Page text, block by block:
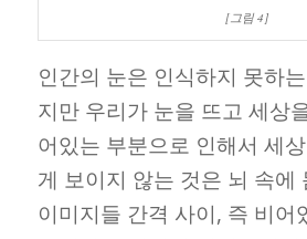
[그림 4]
인간의 눈은 인식하지 못하
지만 우리가 눈을 뜨고 세상
어있는 부분으로 인해서 세
게 보이지 않는 것은 뇌 속에
이미지들 간격 사이, 즉 비어